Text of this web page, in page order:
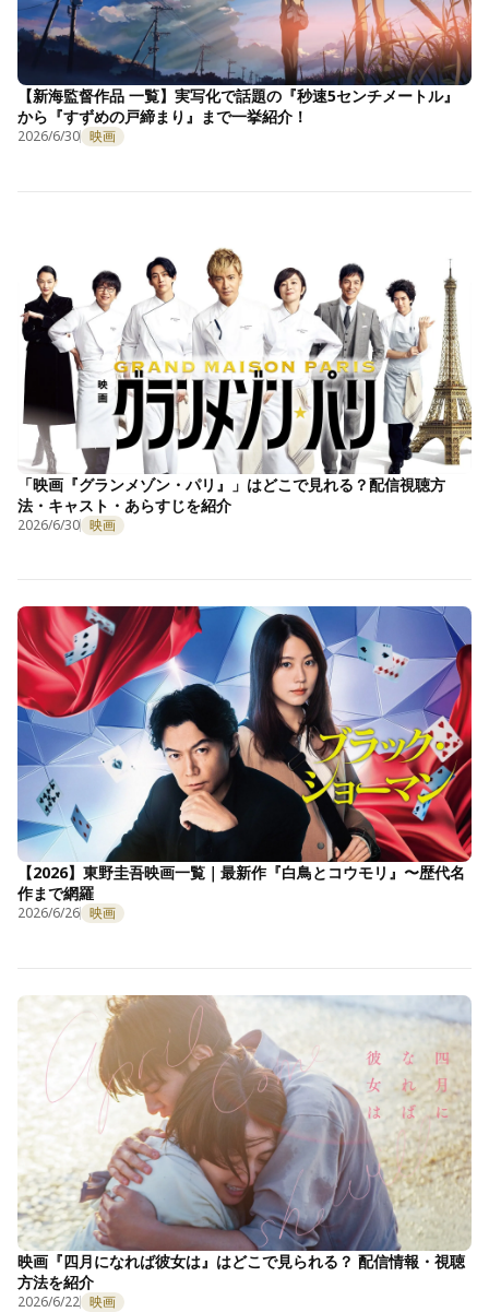
【新海監督作品 一覧】実写化で話題の『秒速5センチメートル』
から『すずめの戸締まり』まで一挙紹介！
2026/6/30 映画
「映画『グランメゾン・パリ』」はどこで見れる？配信視聴方
法・キャスト・あらすじを紹介
2026/6/30 映画
【2026】東野圭吾映画一覧｜最新作『白鳥とコウモリ』〜歴代名
作まで網羅
2026/6/26 映画
映画『四月になれば彼女は』はどこで見られる？ 配信情報・視聴
方法を紹介
2026/6/22 映画